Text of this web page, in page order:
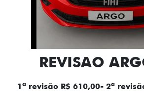
REVISAO
1ª revisão R$ 610,00- 2ª